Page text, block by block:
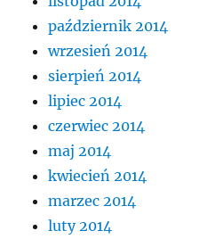
październik 2014
wrzesień 2014
sierpień 2014
lipiec 2014
czerwiec 2014
maj 2014
kwiecień 2014
marzec 2014
luty 2014